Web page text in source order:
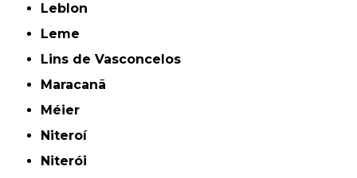
Leblon
Leme
Lins de Vasconcelos
Maracanã
Méier
Niteroí
Niterói